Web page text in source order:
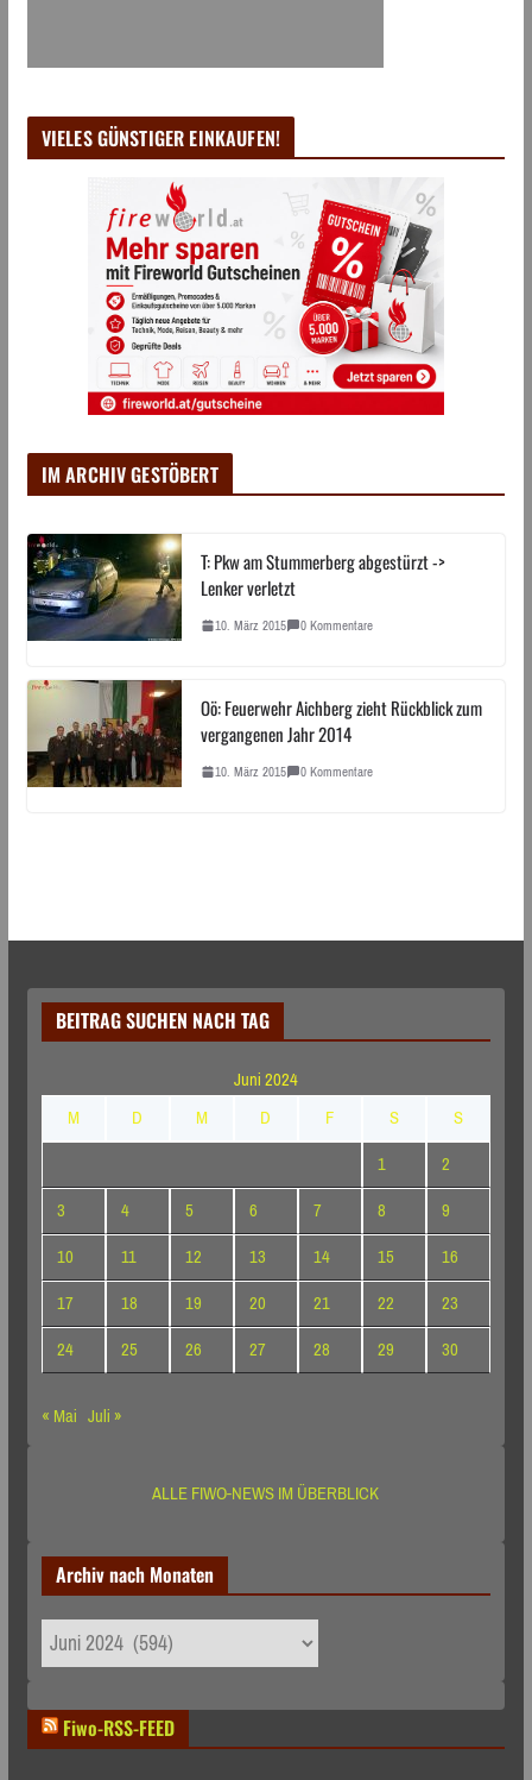
VIELES GÜNSTIGER EINKAUFEN!
IM ARCHIV GESTÖBERT
T: Pkw am Stummerberg abgestürzt ->
Lenker verletzt
10. März 2015 0 Kommentare
Oö: Feuerwehr Aichberg zieht Rückblick zum
vergangenen Jahr 2014
10. März 2015 0 Kommentare
BEITRAG SUCHEN NACH TAG
Juni 2024
M
D M D F S
S
1
2
3
4 5 6 7 8
9
10
11 12 13 14 15
16
17
18 19 20 21 22
23
24
25 26 27 28 29
30
« Mai Juli »
ALLE FIWO-NEWS IM ÜBERBLICK
Archiv nach Monaten
Archiv
nach
Fiwo-RSS-FEED